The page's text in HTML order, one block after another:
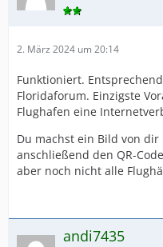
2. März 2024 um 20:14
Funktioniert.
Floridaforum. Einzigste
Flughafen eine
Du machst ein Bild von
anschließend den QR-
aber noch nicht alle
andi7435